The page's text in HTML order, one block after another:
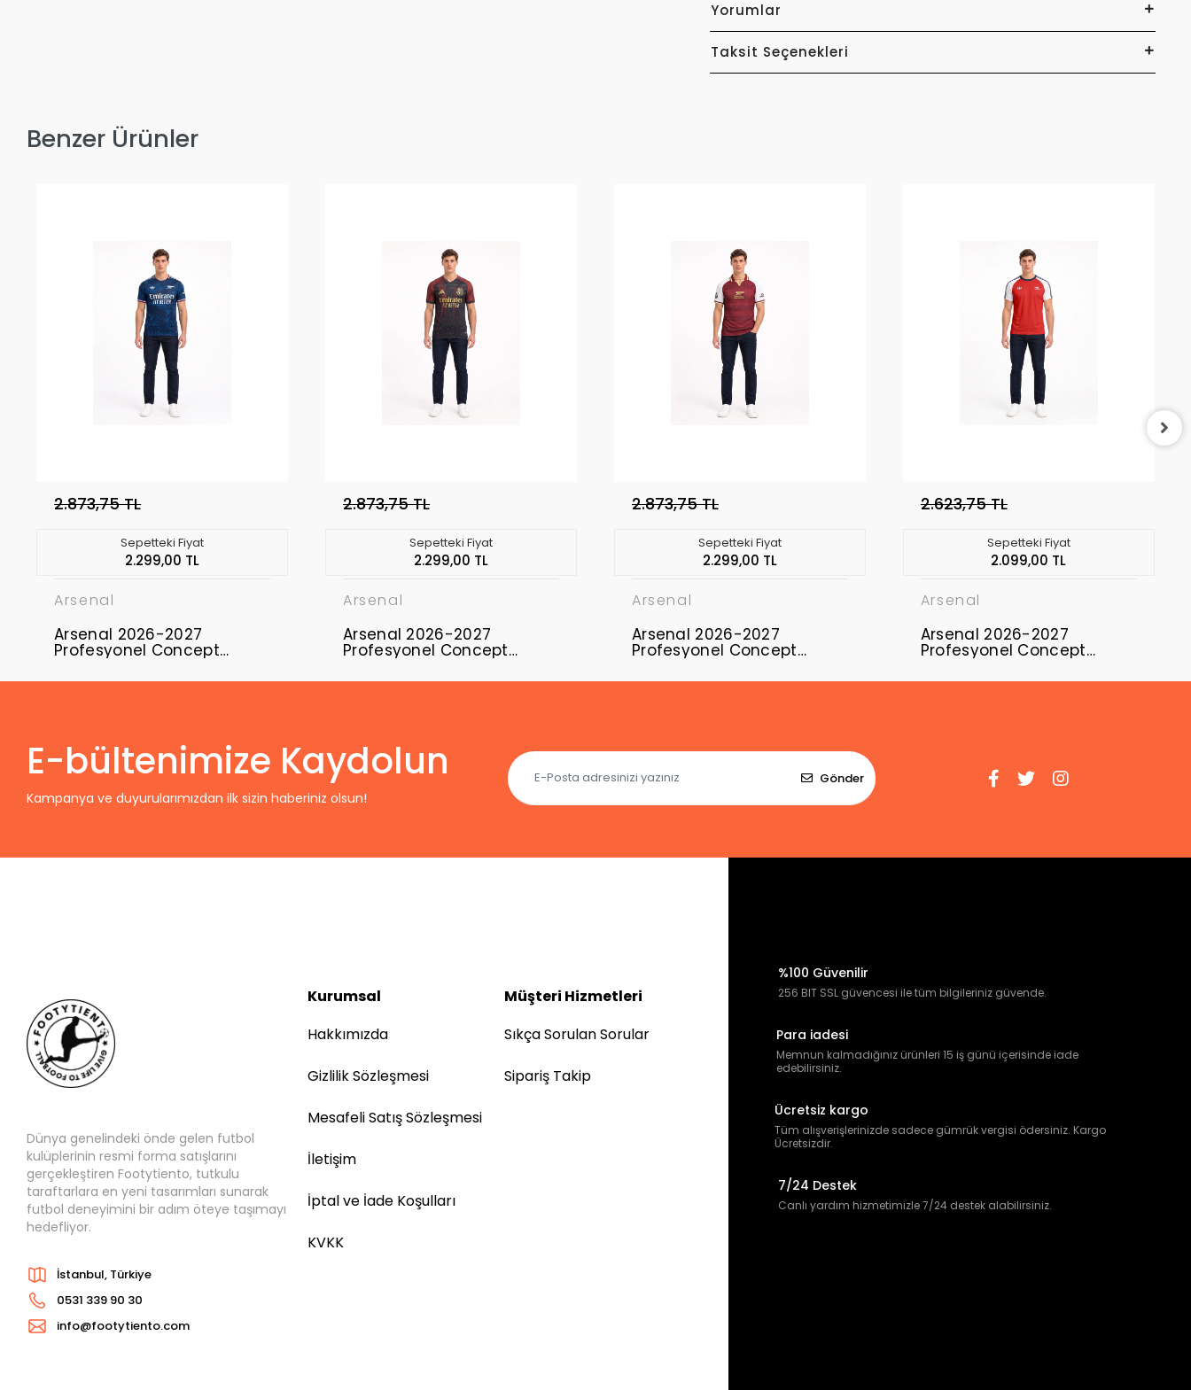
Yorumlar
Taksit Seçenekleri
Benzer Ürünler
2.873,75 TL
Sepetteki Fiyat
2.299,00 TL
Arsenal
Arsenal 2026-2027
Profesyonel Concept
2.873,75 TL
Sepetteki Fiyat
2.299,00 TL
Arsenal
Arsenal 2026-2027
Profesyonel Concept
2.873,75 TL
Sepetteki Fiyat
2.299,00 TL
Arsenal
Arsenal 2026-2027
Profesyonel Concept
2.623,75 TL
Sepetteki Fiyat
2.099,00 TL
Arsenal
Arsenal 2026-2027
Profesyonel Concept
E-bültenimize Kaydolun
Kampanya ve duyurularımızdan ilk sizin haberiniz olsun!
Gönder
Dünya genelindeki önde gelen futbol
kulüplerinin resmi forma satışlarını
gerçekleştiren Footytiento, tutkulu
taraftarlara en yeni tasarımları sunarak
futbol deneyimini bir adım öteye taşımayı
hedefliyor.
İstanbul, Türkiye
0531 339 90 30
info@footytiento.com
Kurumsal
Hakkımızda
Gizlilik Sözleşmesi
Mesafeli Satış Sözleşmesi
İletişim
İptal ve İade Koşulları
KVKK
Müşteri Hizmetleri
Sıkça Sorulan Sorular
Sipariş Takip
%100 Güvenilir
256 BIT SSL güvencesi ile tüm bilgileriniz güvende.
Para iadesi
Memnun kalmadığınız ürünleri 15 iş günü içerisinde iade
edebilirsiniz.
Ücretsiz kargo
Tüm alışverişlerinizde sadece gümrük vergisi ödersiniz. Kargo
Ücretsizdir.
7/24 Destek
Canlı yardım hizmetimizle 7/24 destek alabilirsiniz.